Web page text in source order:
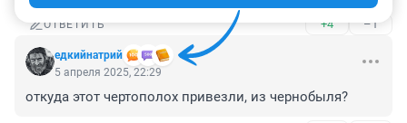
ОТВЕТИТЬ +4 –1
едкийнатрий
5 апреля 2025, 22:29
откуда этот чертополох привезли, из чернобыля?